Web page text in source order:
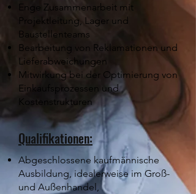
Enge Zusammenarbeit mit
Projektleitung, Lager und
Baustellenteams
Bearbeitung von Reklamationen und
Lieferabweichungen
Mitwirkung bei der Optimierung von
Einkaufsprozessen und
Kostenstrukturen
Qualifikationen:
Abgeschlossene kaufmännische
Ausbildung, idealerweise im Groß-
und Außenhandel,